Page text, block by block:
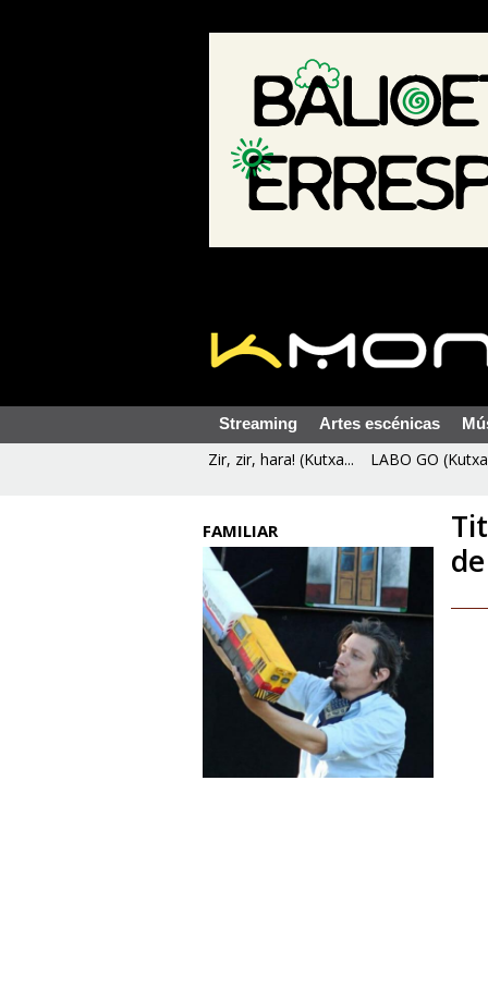
Streaming Artes escénicas
Zir, zir, hara! (Kutxa... LABO GO
FAMILIAR